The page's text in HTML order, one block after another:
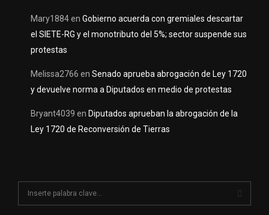
Mary1884en Gobierno acuerda con gremiales descartar
el SIETE-RG y el monotributo del 5%; sector suspende sus
protestas
Melissa2766 en Senado aprueba abrogación de Ley 1720
y devuelve norma a Diputados en medio de protestas
Bryant4039 en Diputados aprueban la abrogación de la
Ley 1720 de Reconversión de Tierras